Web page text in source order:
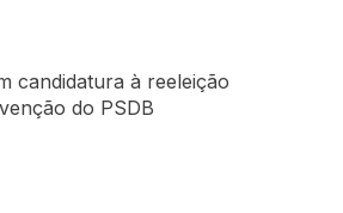
candidatura à reeleição
do PSDB